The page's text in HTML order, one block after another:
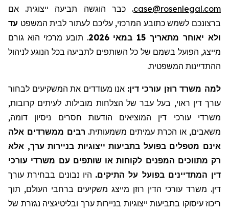
case@rosenlegal.com. כבר הוגשה תביעה ייצוגית. אם
ברצונכם לשמש כתובע המרכזי, עליכם לעתור לבית המשפט עד
ולא יאוחר מתאריך 15 במאי 2026
. תובע מרכזי הוא גורם
מייצג, הפועל בשמם של כל השותפים לתביעה בכל הנוגע לניהול
ההתדיינות המשפטית.
למה משרד רוזן עורכי דין: אנו מעודדים את המשקיעים לבחור
עורך דין ראוי, בעל עבר של הצלחות מובילות. לעיתים קרובות,
משרדי עורכי דין המוציאים הודעות חסרים ניסיון דומה,
משאבים, או הכרת עמיתים משמעותית. רבים ממשרדים אלה
אינם מטפלים בפועל בתביעות ייצוגיות בניירות ערך, אלא
רק מתווכים המפנים לקוחות או שותפים עם משרדי עורכי
דין המתדיינים בפועל על התיקים. היו נבונים בבחירת עורך
דין. משרד עורכי הדין רוזן מייצג משקיעים ברחבי העולם, תוך
ריכוז עיסוקו בתביעות ייצוגיות בניירות ערך ובליטיגציה נגזרת של